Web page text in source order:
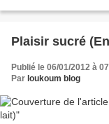
Plaisir sucré
Publié le 06/01/2012 à
Par loukoum blog